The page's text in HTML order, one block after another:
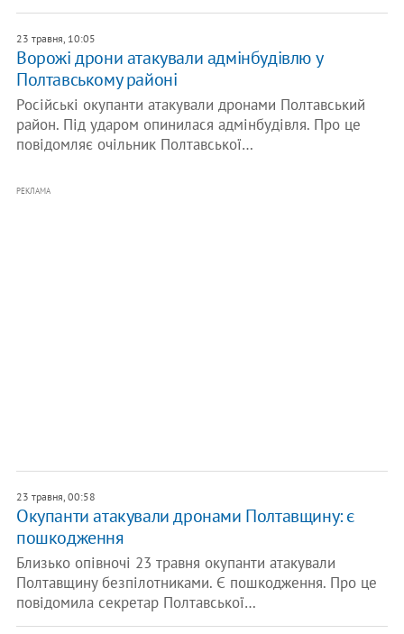
23 травня, 10:05
Ворожі дрони атакували адмінбудівлю у
Полтавському районі
Російські окупанти атакували дронами Полтавський
район. Під ударом опинилася адмінбудівля. Про це
повідомляє очільник Полтавської…
РЕКЛАМА
23 травня, 00:58
Окупанти атакували дронами Полтавщину: є
пошкодження
Близько опівночі 23 травня окупанти атакували
Полтавщину безпілотниками. Є пошкодження. Про це
повідомила секретар Полтавської…